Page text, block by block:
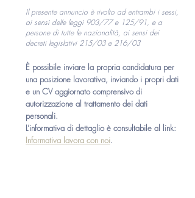
Il presente annuncio è rivolto ad entrambi i sessi,
ai sensi delle leggi 903/77 e 125/91, e a
persone di tutte le nazionalità, ai sensi dei
decreti legislativi 215/03 e 216/03
È possibile inviare la propria candidatura per
una posizione lavorativa, inviando i propri dati
e un CV aggiornato comprensivo di
autorizzazione al trattamento dei dati
personali.
L’informativa di dettaglio è consultabile al link:
Informativa lavora con noi.